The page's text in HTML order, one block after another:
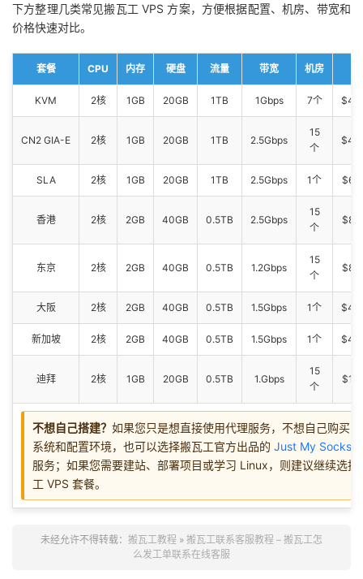
下方整理几类常见搬瓦工 VPS 方案，方便根据配置、机房、带宽和
价格快速对比。
套餐 CPU 内存 硬盘 流量 带宽 机房
KVM 2核 1GB 20GB 1TB 1Gbps 7个
CN2 GIA-E 2核 1GB 20GB 1TB 2.5Gbps
15
个
SLA 2核 1GB 20GB 1TB 2.5Gbps 1个
香港 2核 2GB 40GB 0.5TB 2.5Gbps
15
个
东京 2核 2GB 40GB 0.5TB 1.2Gbps
15
个
大阪 2核 2GB 40GB 0.5TB 1.5Gbps 1个
新加坡 2核 2GB 40GB 0.5TB 1.5Gbps 1个
迪拜 2核 1GB 20GB 0.5TB 1.Gbps
15
个
不想自己搭建？ 如果您只是想直接使用代理服务，不想自己购买
系统和配置环境，也可以选择搬瓦工官方出品的 Just My Socks
服务；如果您需要建站、部署项目或学习 Linux，则建议继续选择
工 VPS 套餐。
未经允许不得转载： 搬瓦工教程 » 搬瓦工联系客服教程 – 搬瓦工怎
么发工单联系在线客服